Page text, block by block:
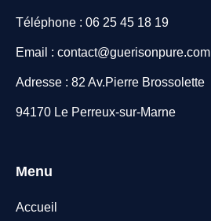
Téléphone : 06 25 45 18 19
Email : contact@guerisonpure.com
Adresse : 82 Av.Pierre Brossolette
94170 Le Perreux-sur-Marne
Menu
Accueil